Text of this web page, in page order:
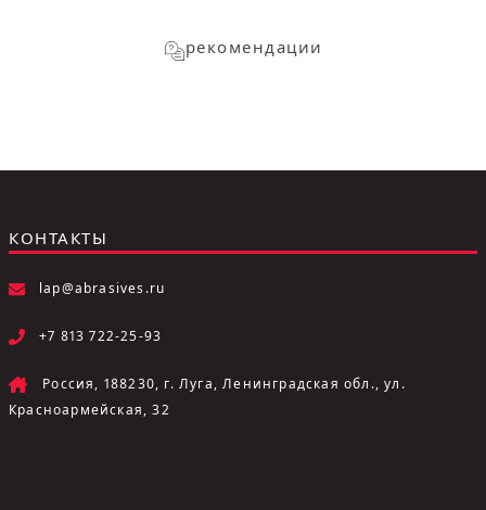
рекомендации
КОНТАКТЫ
lap@abrasives.ru
+7 813 722-25-93
Россия, 188230, г. Луга, Ленинградская обл., ул.
Красноармейская, 32